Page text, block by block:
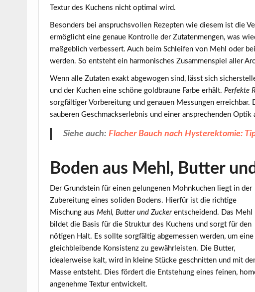
Textur des Kuchens nicht optimal wird.
Besonders bei anspruchsvollen Rezepten wie diesem ist die
ermöglicht eine genaue Kontrolle der Zutatenmengen, was
maßgeblich verbessert. Auch beim Schleifen von Mehl oder
werden. So entsteht ein harmonisches Zusammenspiel aller
Wenn alle Zutaten exakt abgewogen sind, lässt sich
und der Kuchen eine schöne goldbraune Farbe erhält.Perfekte
sorgfältiger Vorbereitung und genauen Messungen
sauberen Geschmackserlebnis und einer ansprechenden Optik
Siehe auch: Flacher Bauch nach Hysterektomie:
Boden aus Mehl, Butter
Der Grundstein für einen gelungenen Mohnkuchen liegt in der
Zubereitung eines soliden Bodens. Hierfür ist die richtige
Mischung ausMehl, Butter und Zuckerentscheidend. Das Mehl
bildet die Basis für die Struktur des Kuchens und sorgt für den
nötigen Halt. Es sollte sorgfältig abgemessen werden, um eine
gleichbleibende Konsistenz zu gewährleisten. Die Butter,
idealerweise kalt, wird in kleine Stücke geschnitten und mit
Masse entsteht. Dies fördert die Entstehung eines feinen,
angenehme Textur entwickelt.